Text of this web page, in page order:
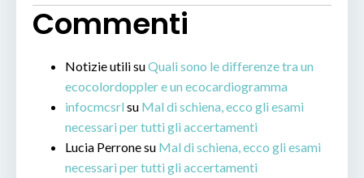
Commenti
Notizie utilisuQuali sono le differenze tra un
ecocolordoppler e un ecocardiogramma
infocmcsrl su Mal di schiena, ecco gli esami
necessari per tutti gli accertamenti
Lucia Perronesu Mal di schiena, ecco gli esami
necessari per tutti gli accertamenti